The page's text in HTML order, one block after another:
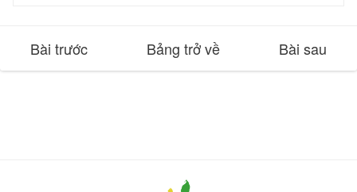
Bài trước Bảng trở về Bài sau